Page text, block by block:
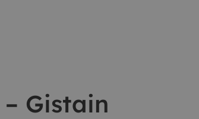
Gistain